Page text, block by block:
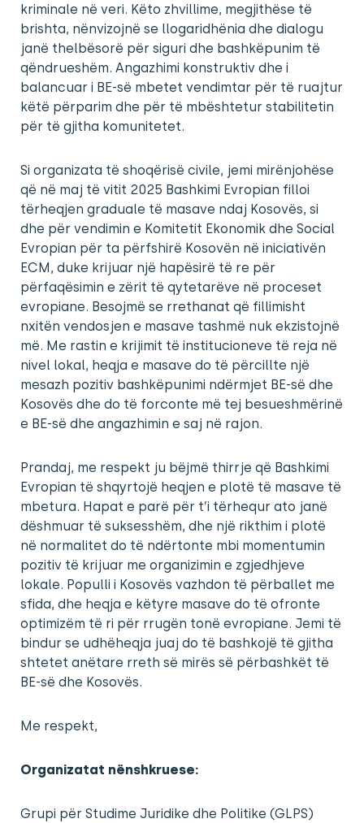
kriminale në veri. Këto zhvillime, megjithëse të
brishta, nënvizojnë se llogaridhënia dhe dialogu
janë thelbësorë për siguri dhe bashkëpunim të
qëndrueshëm. Angazhimi konstruktiv dhe i
balancuar i BE-së mbetet vendimtar për të ruajtur
këtë përparim dhe për të mbështetur stabilitetin
për të gjitha komunitetet.
Si organizata të shoqërisë civile, jemi mirënjohëse
që në maj të vitit 2025 Bashkimi Evropian filloi
tërheqjen graduale të masave ndaj Kosovës, si
dhe për vendimin e Komitetit Ekonomik dhe Social
Evropian për ta përfshirë Kosovën në iniciativën
ECM, duke krijuar një hapësirë të re për
përfaqësimin e zërit të qytetarëve në proceset
evropiane. Besojmë se rrethanat që fillimisht
nxitën vendosjen e masave tashmë nuk ekzistojnë
më. Me rastin e krijimit të institucioneve të reja në
nivel lokal, heqja e masave do të përcillte një
mesazh pozitiv bashkëpunimi ndërmjet BE-së dhe
Kosovës dhe do të forconte më tej besueshmërinë
e BE-së dhe angazhimin e saj në rajon.
Prandaj, me respekt ju bëjmë thirrje që Bashkimi
Evropian të shqyrtojë heqjen e plotë të masave të
mbetura. Hapat e parë për t’i tërhequr ato janë
dëshmuar të suksesshëm, dhe një rikthim i plotë
në normalitet do të ndërtonte mbi momentumin
pozitiv të krijuar me organizimin e zgjedhjeve
lokale. Populli i Kosovës vazhdon të përballet me
sfida, dhe heqja e këtyre masave do të ofronte
optimizëm të ri për rrugën tonë evropiane. Jemi të
bindur se udhëheqja juaj do të bashkojë të gjitha
shtetet anëtare rreth së mirës së përbashkët të
BE-së dhe Kosovës.
Me respekt,
Organizatat nënshkruese:
Grupi për Studime Juridike dhe Politike (GLPS)